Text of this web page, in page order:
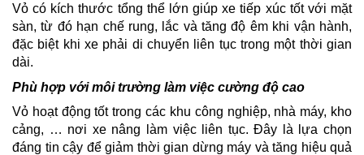
Vỏ có kích thước tổng thể lớn giúp xe tiếp xúc tốt với mặt
sàn, từ đó hạn chế rung, lắc và tăng độ êm khi vận hành,
đặc biệt khi xe phải di chuyển liên tục trong một thời gian
dài.
Phù hợp với môi trường làm việc cường độ cao
Vỏ hoạt động tốt trong các khu công nghiệp, nhà máy, kho
cảng, … nơi xe nâng làm việc liên tục. Đây là lựa chọn
đáng tin cậy để giảm thời gian dừng máy và tăng hiệu quả